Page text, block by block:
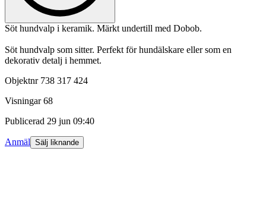
Söt hundvalp i keramik. Märkt undertill med Dobob.
Söt hundvalp som sitter. Perfekt för hundälskare eller som en
dekorativ detalj i hemmet.
Objektnr 738 317 424
Visningar 68
Publicerad 29 jun 09:40
Anmäl Sälj liknande